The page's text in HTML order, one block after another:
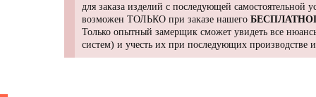
для заказа изделий с последующей
возможен ТОЛЬКО при заказе нашего
Только опытный замерщик сможет увидеть все
систем) и учесть их при последующих производстве